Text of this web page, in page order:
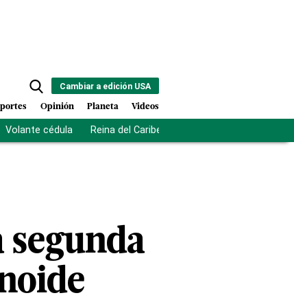
Cambiar a edición USA
Opinión Planeta Videos
Volante cédula Reina del Caribe
segunda